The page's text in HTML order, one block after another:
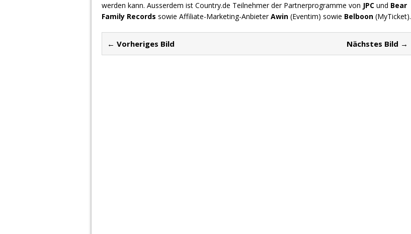
werden kann. Ausserdem ist Country.de Teilnehmer der Partnerprogramme von JPC und Bear
Family Records sowie Affiliate-Marketing-AnbieterAwin (Eventim) sowie Belboon (MyTicket).
← Vorheriges Bild Nächstes Bild →